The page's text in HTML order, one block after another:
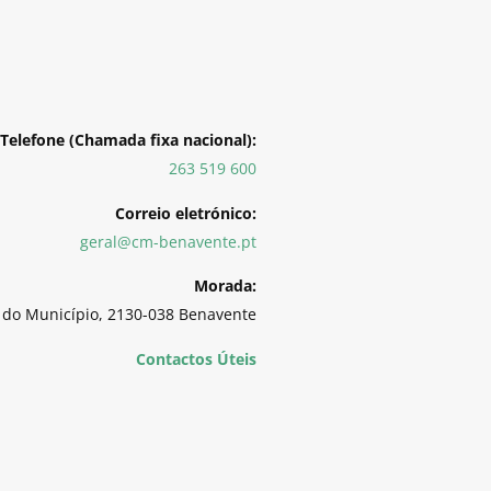
Telefone (Chamada fixa nacional):
263 519 600
Correio eletrónico:
geral@cm-benavente.pt
Morada:
do Município, 2130-038 Benavente
Contactos Úteis